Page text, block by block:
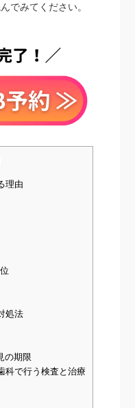
でみてください。
理由
処法
の期限
科で行う検査と治療